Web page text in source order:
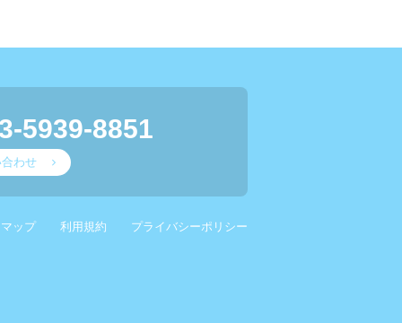
5939-8851
わせ
ップ 利用規約 プライバシーポリシー